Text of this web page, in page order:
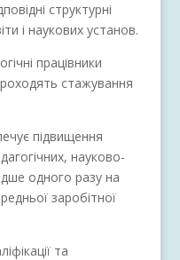
структурні
і наукових установ.
працівники
стажування
підвищення
науково-
одного разу на
заробітної
та